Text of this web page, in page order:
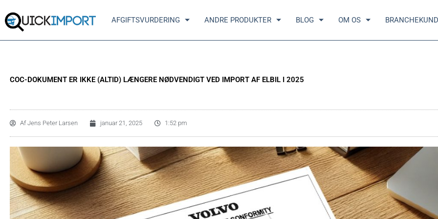
til
indholdet
AFGIFTSVURDERING ANDRE PRODUKTER BLOG OM OS
COC-DOKUMENT ER IKKE (ALTID) LÆNGERE NØDVENDIGT VED IMPORT AF ELBIL I 2025
AfJens Peter Larsen januar 21, 2025 1:52 pm